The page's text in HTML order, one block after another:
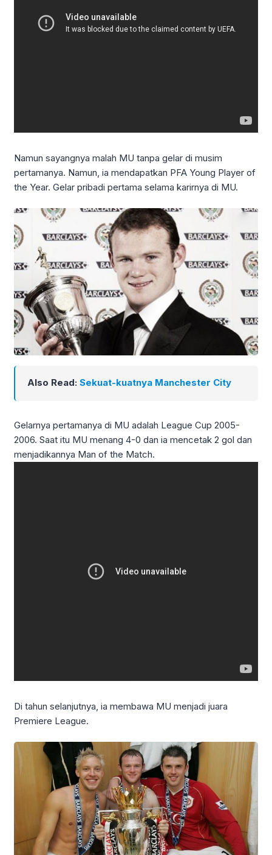
Namun sayangnya malah MU tanpa gelar di musim
pertamanya. Namun, ia mendapatkan PFA Young Player of
the Year. Gelar pribadi pertama selama karirnya di MU.
Also Read: Sekuat-kuatnya Manchester City
Gelarnya pertamanya di MU adalah League Cup 2005-
2006. Saat itu MU menang 4-0 dan ia mencetak 2 gol dan
menjadikannya Man of the Match.
Di tahun selanjutnya, ia membawa MU menjadi juara
Premiere League.